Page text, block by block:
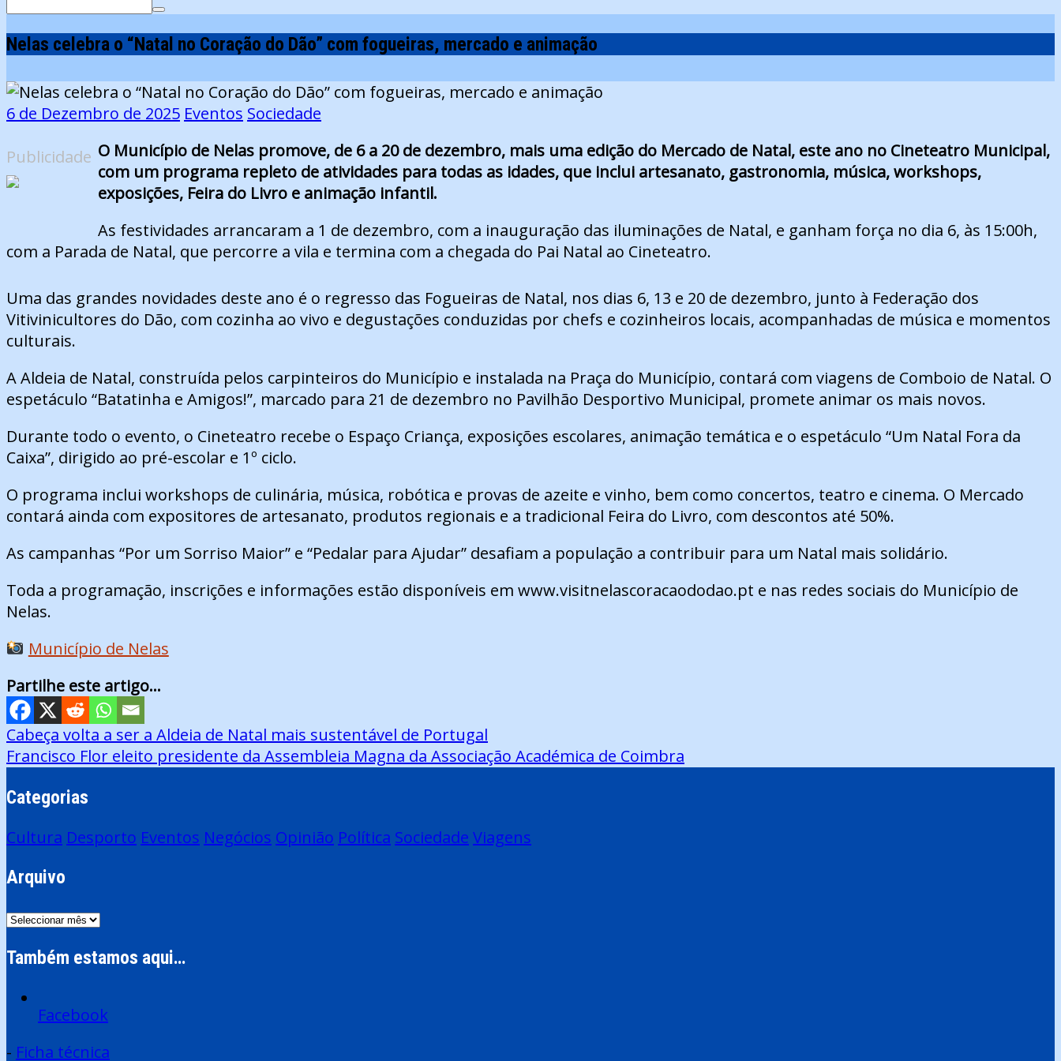
Nelas celebra o “Natal no Coração do Dão” com fogueiras, mercado e animação
6 de Dezembro de 2025 Eventos Sociedade
Publicidade O Município de Nelas promove, de 6 a 20 de dezembro, mais uma edição do Mercado de Natal, este ano no Cineteatro Municipal,
com um programa repleto de atividades para todas as idades, que inclui artesanato, gastronomia, música, workshops,
exposições, Feira do Livro e animação infantil.
As festividades arrancaram a 1 de dezembro, com a inauguração das iluminações de Natal, e ganham força no dia 6, às 15:00h,
com a Parada de Natal, que percorre a vila e termina com a chegada do Pai Natal ao Cineteatro.
Uma das grandes novidades deste ano é o regresso das Fogueiras de Natal, nos dias 6, 13 e 20 de dezembro, junto à Federação dos
Vitivinicultores do Dão, com cozinha ao vivo e degustações conduzidas por chefs e cozinheiros locais, acompanhadas de música e momentos
culturais.
A Aldeia de Natal, construída pelos carpinteiros do Município e instalada na Praça do Município, contará com viagens de Comboio de Natal. O
espetáculo “Batatinha e Amigos!”, marcado para 21 de dezembro no Pavilhão Desportivo Municipal, promete animar os mais novos.
Durante todo o evento, o Cineteatro recebe o Espaço Criança, exposições escolares, animação temática e o espetáculo “Um Natal Fora da
Caixa”, dirigido ao pré-escolar e 1º ciclo.
O programa inclui workshops de culinária, música, robótica e provas de azeite e vinho, bem como concertos, teatro e cinema. O Mercado
contará ainda com expositores de artesanato, produtos regionais e a tradicional Feira do Livro, com descontos até 50%.
As campanhas “Por um Sorriso Maior” e “Pedalar para Ajudar” desafiam a população a contribuir para um Natal mais solidário.
Toda a programação, inscrições e informações estão disponíveis em www.visitnelascoracaododao.pt e nas redes sociais do Município de
Nelas.
Município de Nelas
Partilhe este artigo...
Navegação
de
artigos
Cabeça volta a ser a Aldeia de Natal mais sustentável de Portugal
Francisco Flor eleito presidente da Assembleia Magna da Associação Académica de Coimbra
Categorias
Cultura Desporto Eventos Negócios Opinião Política Sociedade Viagens
Arquivo
Arquivo
Também estamos aqui…
Facebook
- Ficha técnica